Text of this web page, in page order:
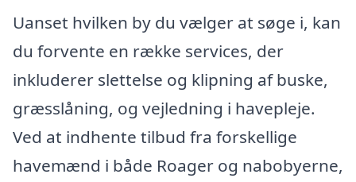
Uanset hvilken by du vælger at søge i, kan
du forvente en række services, der
inkluderer slettelse og klipning af buske,
græsslåning, og vejledning i havepleje.
Ved at indhente tilbud fra forskellige
havemænd i både Roager og nabobyerne,